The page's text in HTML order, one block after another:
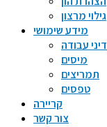
גילוי מרצון
מידע שימושי
דיני עבודה
מיסים
תמריצים
טפסים
קריירה
צור קשר